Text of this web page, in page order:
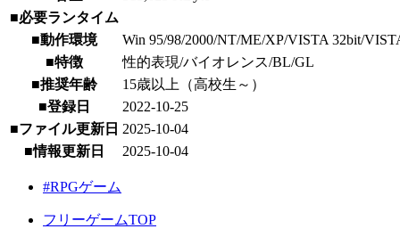
■必要ランタイム
■動作環境
Win 95/98/2000/NT/ME/XP/VISTA 32bit/
■特徴
性的表現/バイオレンス/BL/GL
■推奨年齢
15歳以上（高校生～）
■登録日
2022-10-25
■ファイル更新日 2025-10-04
■情報更新日
2025-10-04
#RPGゲーム
フリーゲームTOP